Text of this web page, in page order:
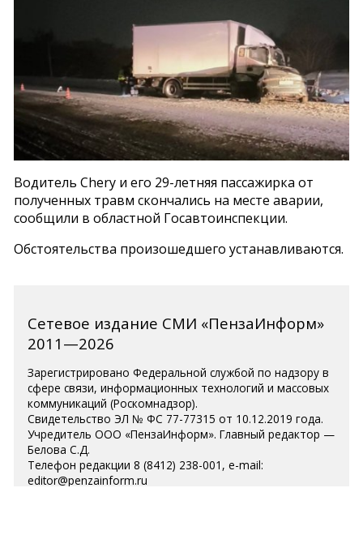
Водитель Chery и его 29-летняя пассажирка от
полученных травм скончались на месте аварии,
сообщили в областной Госавтоинспекции.
Обстоятельства произошедшего устанавливаются.
Сетевое издание СМИ «ПензаИнформ»
2011—2026
Зарегистрировано Федеральной службой по надзору в
сфере связи, информационных технологий и массовых
коммуникаций (Роскомнадзор).
Свидетельство ЭЛ № ФС 77-77315 от 10.12.2019 года.
Учредитель ООО «ПензаИнформ». Главный редактор —
Белова С.Д.
Телефон редакции 8 (8412) 238-001, e-mail:
editor@penzainform.ru